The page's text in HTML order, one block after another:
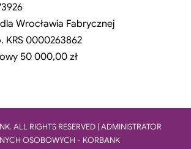
Wrocławia Fabrycznej
KRS 0000263862
50 000,00 zł
ALL RIGHTS RESERVED | ADMINISTRATOR
OSOBOWYCH - KORBANK